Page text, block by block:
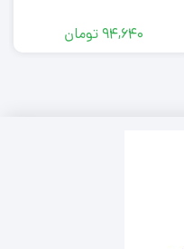
94,640تومان